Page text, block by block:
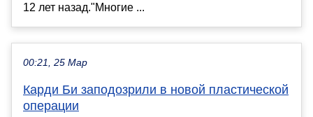
12 лет назад."Многие ...
00:21, 25 Мар
Карди Би заподозрили в новой пластической
операции